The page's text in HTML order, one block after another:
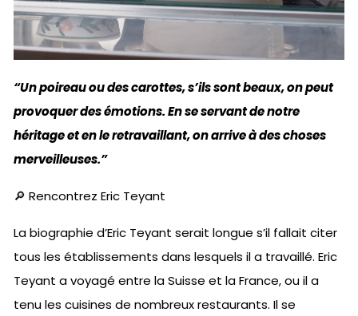
“Un poireau ou des carottes, s’ils sont beaux, on peut
provoquer des émotions. En se servant de notre
héritage et en le retravaillant, on arrive à des choses
merveilleuses.”
🔎 Rencontrez Eric Teyant
La biographie d’Eric Teyant serait longue s’il fallait citer
tous les établissements dans lesquels il a travaillé. Eric
Teyant a voyagé entre la Suisse et la France, ou il a
tenu les cuisines de nombreux restaurants. Il se